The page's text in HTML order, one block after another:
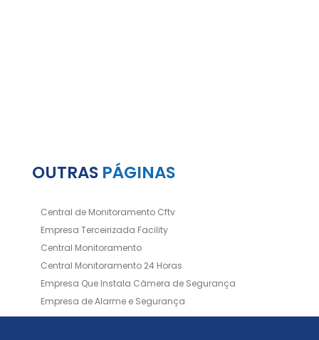
OUTRAS PÁGINAS
Central de Monitoramento Cftv
Empresa Terceirizada Facility
Central Monitoramento
Central Monitoramento 24 Horas
Empresa Que Instala Câmera de Segurança
Empresa de Alarme e Segurança
Empresa de Alarmes
Empresa de Facilities